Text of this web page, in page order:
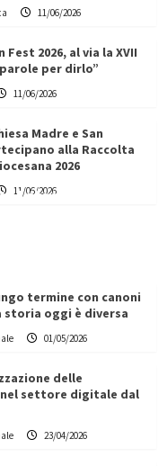
11/06/2026
2026, al via la XVII
per dirlo”
11/06/2026
Madre e San
alla Raccolta
2026
11/06/2026
termine con canoni
storia oggi è diversa
01/05/2026
delle
settore digitale dal
23/04/2026